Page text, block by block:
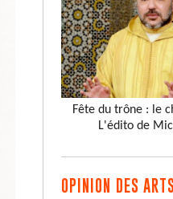
Fête du trône : le
L'édito de
OPINION DES ARTS